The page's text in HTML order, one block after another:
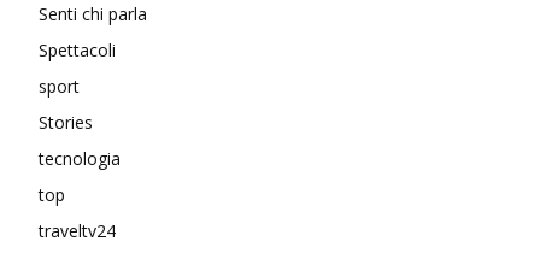
Senti chi parla
Spettacoli
sport
Stories
tecnologia
top
traveltv24